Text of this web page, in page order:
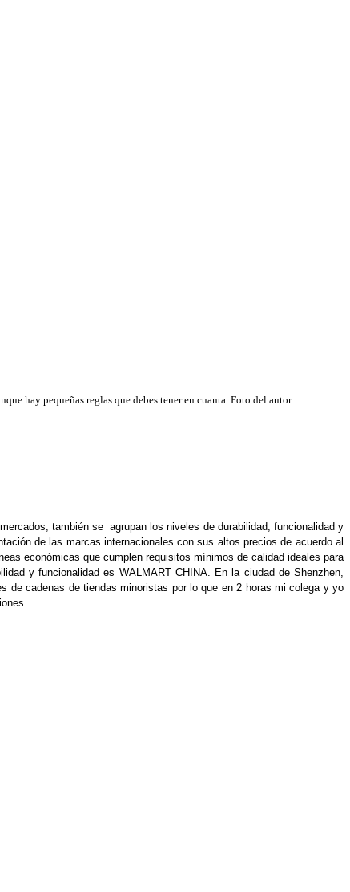
hay pequeñas reglas que debes tener en cuanta. Foto del autor
también se agrupan los niveles de durabilidad, funcionalidad y
de las marcas internacionales con sus altos precios de acuerdo al
económicas que cumplen requisitos mínimos de calidad ideales para
y funcionalidad es WALMART CHINA. En la ciudad de Shenzhen,
de cadenas de tiendas minoristas por lo que en 2 horas mi colega y yo